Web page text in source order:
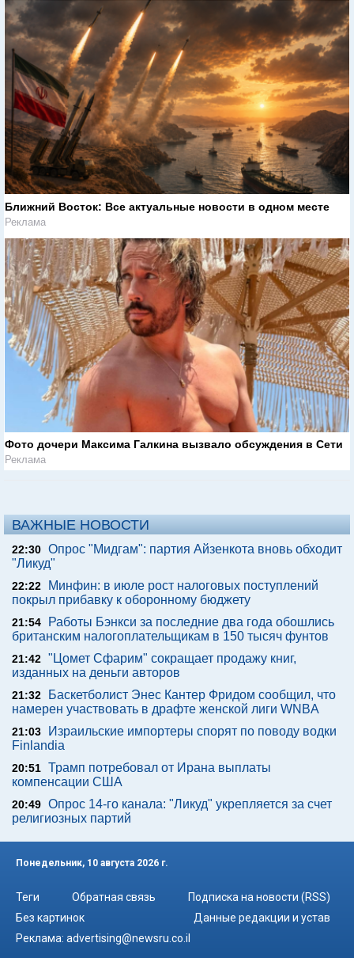
Ближний Восток: Все актуальные новости в одном месте
Реклама
Фото дочери Максима Галкина вызвало обсуждения в Сети
Реклама
ВАЖНЫЕ НОВОСТИ
22:30 Опрос "Мидгам": партия Айзенкота вновь обходит
"Ликуд"
22:22
Минфин: в июле рост налоговых поступлений
покрыл прибавку к оборонному бюджету
21:54
Работы Бэнкси за последние два года обошлись
британским налогоплательщикам в 150 тысяч фунтов
21:42 "Цомет Сфарим" сокращает продажу книг,
изданных на деньги авторов
21:32
Баскетболист Энес Кантер Фридом сообщил, что
намерен участвовать в драфте женской лиги WNBA
21:03
Израильские импортеры спорят по поводу водки
Finlandia
20:51 Трамп потребовал от Ирана выплаты
компенсации США
20:49 Опрос 14-го канала: "Ликуд" укрепляется за счет
религиозных партий
Понедельник, 10 августа 2026 г.
Теги Обратная связь
Подписка на новости (RSS)
Без картинок
Данные редакции и устав
Реклама: advertising@newsru.co.il